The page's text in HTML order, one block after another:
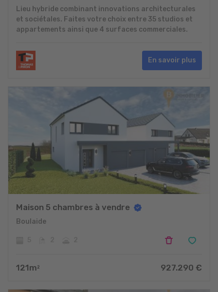
Lieu hybride combinant innovations architecturales
et sociétales. Faites votre choix entre 35 studios et
appartements ainsi que 4 surfaces commerciales.
En savoir plus
Maison 5 chambres à vendre
Boulaide
121m 2 927.290 €